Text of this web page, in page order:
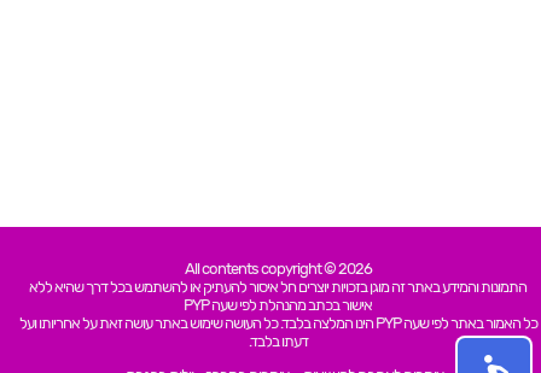
All contents copyright © 2026
התמונות והמידע באתר זה מוגן בזכויות יוצרים חל איסור להעתיק או להשתמש בכל דרך שהיא ללא
אישור בכתב מהנהלת לפי שעה PYP
כל האמור באתר לפי שעה PYP הינו המלצה בלבד. כל העושה שימוש באתר עושה זאת על אחריותו ועל
דעתו בלבד.